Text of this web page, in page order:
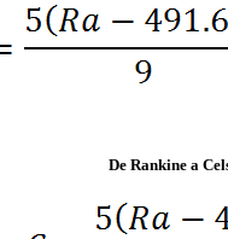
De Rankine a